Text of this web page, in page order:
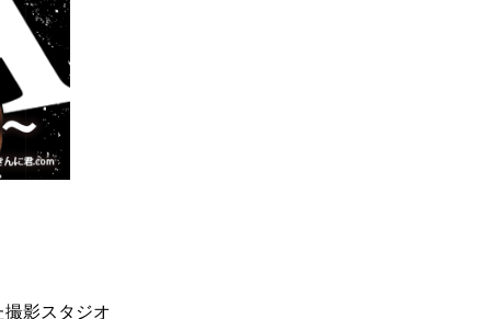
影スタジオ